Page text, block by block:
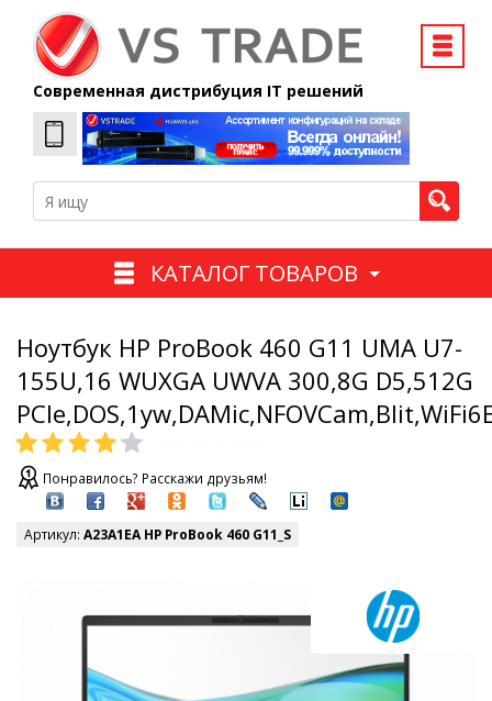
Современная дистрибуция IT решений
КАТАЛОГ ТОВАРОВ
Ноутбук HP ProBook 460 G11 UMA U7-
155U,16 WUXGA UWVA 300,8G D5,512G
Понравилось? Расскажи друзьям!
Артикул: A23A1EA HP ProBook 460 G11_S